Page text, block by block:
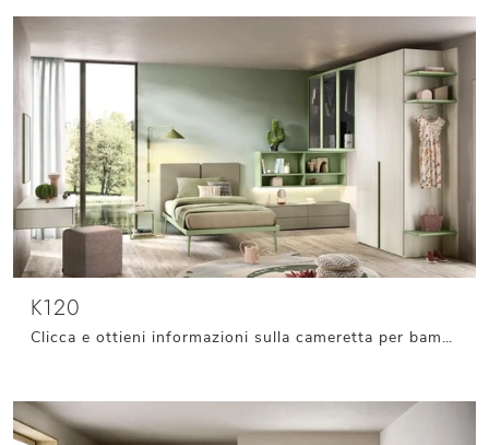
K120
Clicca e ottieni informazioni sulla cameretta per bambini K120! Le Camerette a ponte Moretti Compact Camerette ti aspettano.